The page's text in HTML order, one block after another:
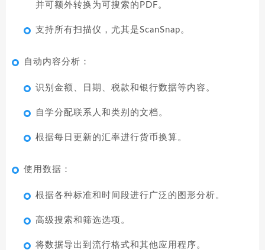
并可额外转换为可搜索的PDF。
支持所有扫描仪，尤其是ScanSnap。
自动内容分析：
识别金额、日期、税款和银行数据等内容。
自学分配联系人和类别的文档。
根据每日更新的汇率进行货币换算。
使用数据：
根据各种标准和时间段进行广泛的图形分析。
高级搜索和筛选选项。
将数据导出到流行格式和其他应用程序。